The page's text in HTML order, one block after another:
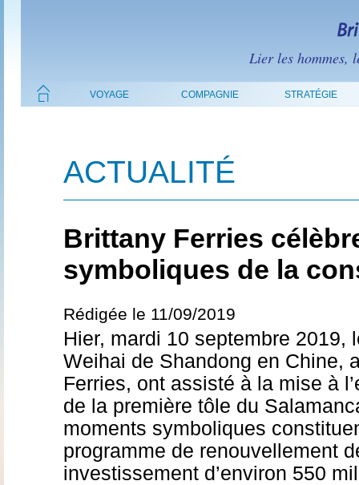
Lier les hommes,
VOYAGE COMPAGNIE STRATÉGIE
ACTUALITÉ
Brittany Ferries
symboliques de la
Rédigée le 11/09/2019
Hier, mardi 10 septembre 2019,
Weihai de Shandong en Chine,
Ferries, ont assisté à la mise à
de la première tôle du
moments symboliques
programme de renouvellement
investissement d’environ 550